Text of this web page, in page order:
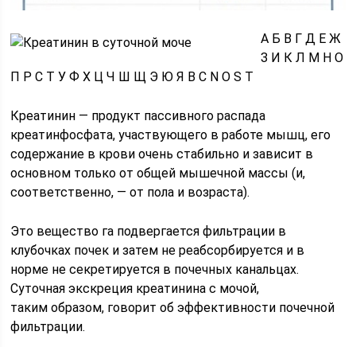
А Б В Г Д Е Ж
З И К Л М Н О
П Р С Т У Ф Х Ц Ч Ш Щ Э Ю Я B C N O S T
Креатинин — продукт пассивного распада
креатинфосфата, участвующего в работе мышц, его
содержание в крови очень стабильно и зависит в
основном только от общей мышечной массы (и,
соответственно, — от пола и возраста).
Это вещество га подвергается фильтрации в
клубочках почек и затем не реабсорбируется и в
норме не секретируется в почечных канальцах.
Суточная экскреция креатинина с мочой,
таким образом, говорит об эффективности почечной
фильтрации.